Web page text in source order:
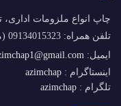
چاپ انواع ملزومات
تلفن همراه: 09134015323 (مدیریت)
ایمیل:
اینستاگرام : azimchap
تلگرام : azimchap